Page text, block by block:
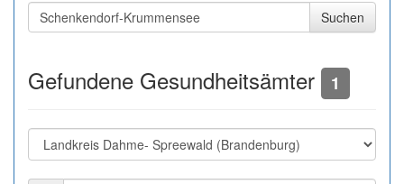
Gefundene Gesundheitsämter 1